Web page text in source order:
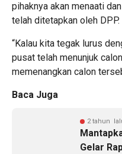
pihaknya akan menaati
telah ditetapkan oleh DPP.
“Kalau kita tegak lurus
pusat telah menunjuk
memenangkan calon
Baca Juga
2 tahun
Gelar